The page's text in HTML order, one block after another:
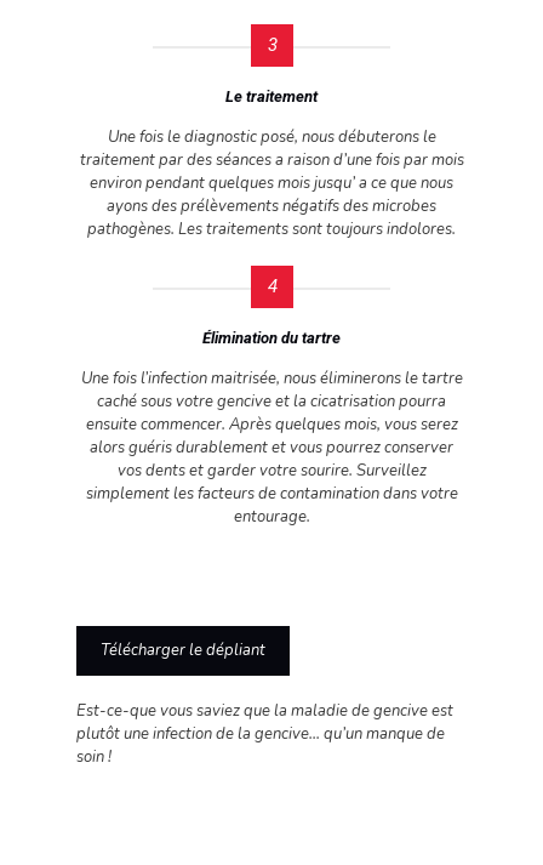
3
Le traitement
Une fois le diagnostic posé, nous débuterons le
traitement par des séances a raison d’une fois par mois
environ pendant quelques mois jusqu’ a ce que nous
ayons des prélèvements négatifs des microbes
pathogènes. Les traitements sont toujours indolores.
4
Élimination du tartre
Une fois l’infection maitrisée, nous éliminerons le tartre
caché sous votre gencive et la cicatrisation pourra
ensuite commencer. Après quelques mois, vous serez
alors guéris durablement et vous pourrez conserver
vos dents et garder votre sourire. Surveillez
simplement les facteurs de contamination dans votre
entourage.
Télécharger le dépliant
Est-ce-que vous saviez que la maladie de gencive est
plutôt une infection de la gencive... qu’un manque de
soin !